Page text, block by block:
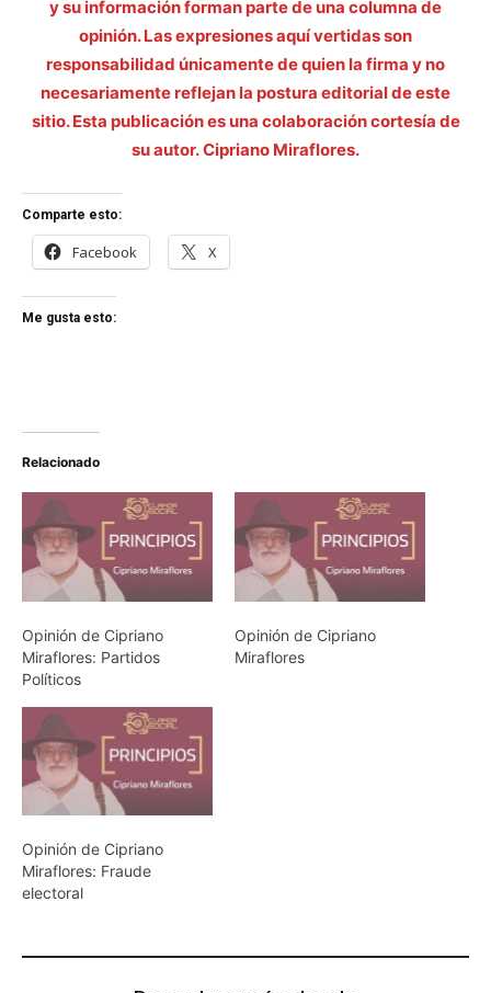
y su información forman parte de una columna de
opinión. Las expresiones aquí vertidas son
responsabilidad únicamente de quien la firma y no
necesariamente reflejan la postura editorial de este
sitio. Esta publicación es una colaboración cortesía de
su autor. Cipriano Miraflores.
Comparte esto:
Facebook X
Me gusta esto:
Relacionado
Opinión de Cipriano
Miraflores: Partidos
Políticos
Opinión de Cipriano
Miraflores
Opinión de Cipriano
Miraflores: Fraude
electoral